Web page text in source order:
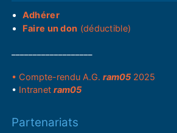
Adhérer
Faire un don (déductible)
• Compte-rendu A.G.ram05 2025
• Intranetram05
Partenariats